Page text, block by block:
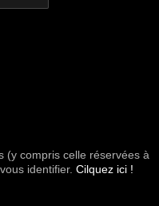
(y compris celle réservées à
identifier. Cilquez ici !